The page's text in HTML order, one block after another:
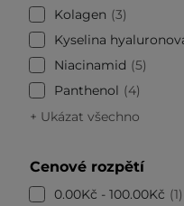
Kolagen
3
Kyselina
Niacinamid
5
Panthenol
4
+ Ukázat všechno
Cenové rozpětí
0.00Kč - 100.00Kč
1